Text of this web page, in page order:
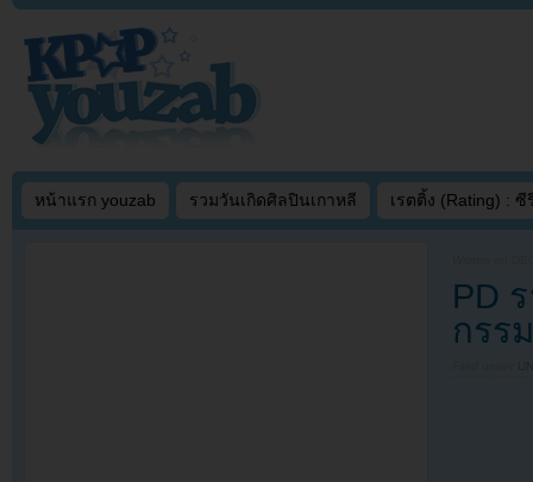
หน้าแรก youzab รวมวันเกิดศิลปินเกาหลี เรตติ้ง (Rating) : ซี
PD
กรร